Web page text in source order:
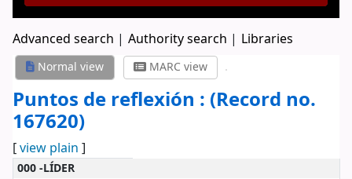
Advanced search Authority search Libraries
Normal view MARC view
Puntos de reflexión : (Record no.
167620)
[view plain ]
MARC details
000 -LÍDER